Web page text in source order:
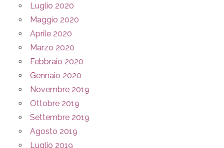
Luglio 2020
Maggio 2020
Aprile 2020
Marzo 2020
Febbraio 2020
Gennaio 2020
Novembre 2019
Ottobre 2019
Settembre 2019
Agosto 2019
Luglio 2019